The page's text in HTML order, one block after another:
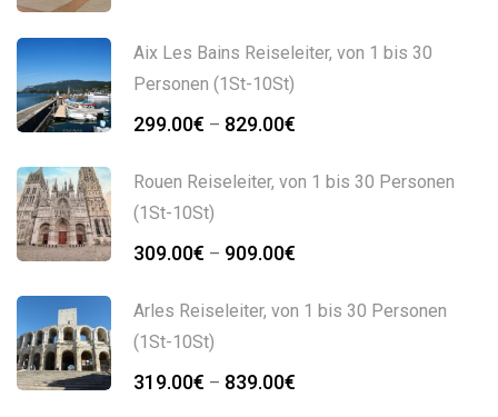
Aix Les Bains Reiseleiter, von 1 bis 30
Personen (1St-10St)
299.00€ – 829.00€
bis
Rouen Reiseleiter, von 1 bis 30 Personen
(1St-10St)
309.00€ – 909.00€
bis
Arles Reiseleiter, von 1 bis 30 Personen
(1St-10St)
319.00€ – 839.00€